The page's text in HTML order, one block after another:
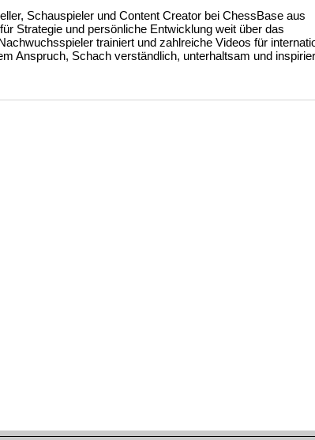
Schauspieler und Content Creator bei ChessBase aus
Strategie und persönliche Entwicklung weit über das
trainiert und zahlreiche Videos für
Anspruch, Schach verständlich, unterhaltsam und